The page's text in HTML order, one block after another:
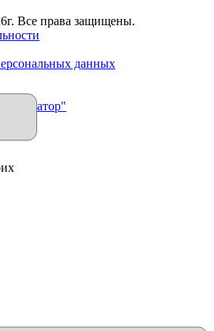
г. Все права защищены.
данных